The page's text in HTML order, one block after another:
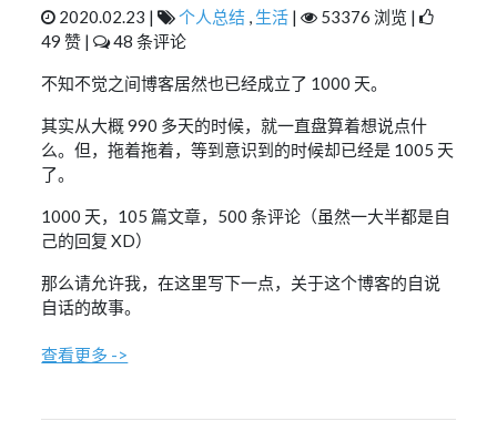
即使再苦苦哀求
滴答声仍无情地
腐蚀着未愈的伤口
仍在原地驻留
无形节拍 嘶哑地轰鸣作响直至尽头
季节更迭 枯木凋朽
万籁悉数寂静后
或许 我只是一个傀儡
在必然结局前被迫落泪
视线渐渐地模糊
2020.02.23 | 个人总结 , 生活 |
53376 浏览 |
49 赞 |
48 条评论
不知不觉之间博客居然也已经成立了 1000 天。
其实从大概 990 多天的时候，就一直盘算着想说点什
么。但，拖着拖着，等到意识到的时候却已经是 1005 天
了。
1000 天，105 篇文章，500 条评论（虽然一大半都是自
己的回复 XD）
那么请允许我，在这里写下一点，关于这个博客的自说
自话的故事。
查看更多 ->